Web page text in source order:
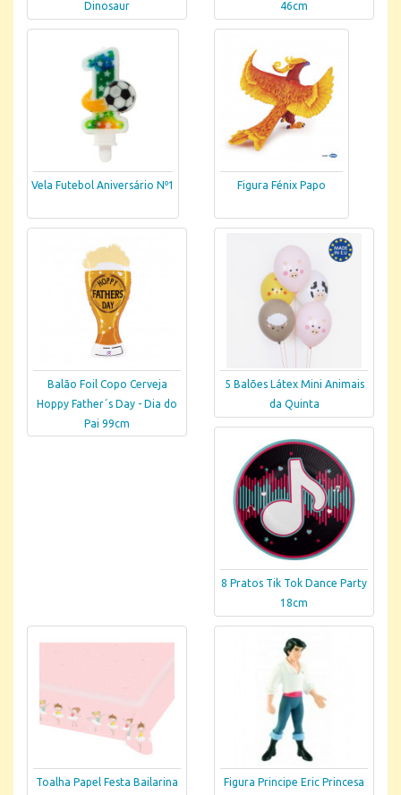
Dinosaur 46cm
Vela Futebol Aniversário Nº1 Figura Fénix Papo
Balão Foil Copo Cerveja
Hoppy Father´s Day - Dia do
Pai 99cm
5 Balões Látex Mini Animais
da Quinta
8 Pratos Tik Tok Dance Party
18cm
Toalha Papel Festa Bailarina
Figura Principe Eric Princesa